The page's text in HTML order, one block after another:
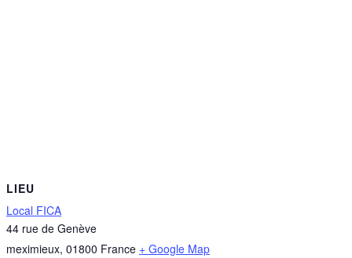
LIEU
Local FICA
44 rue de Genève
meximieux, 01800 France + Google Map